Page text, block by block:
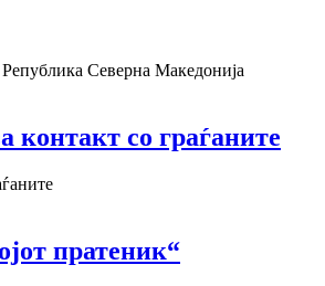
Северна Македонија
контакт со граѓаните
пратеник“